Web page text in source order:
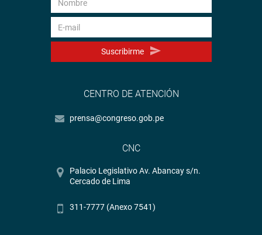
Suscribirme
CENTRO DE ATENCIÓN
prensa@congreso.gob.pe
CNC
Palacio Legislativo Av. Abancay s/n.
Cercado de Lima
311-7777 (Anexo 7541)